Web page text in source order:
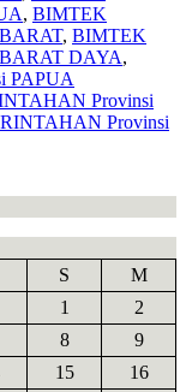
, BIMTEK
, BIMTEK
DAYA,
PAPUA
Provinsi
Provinsi
S
M
1
2
8
9
15
16